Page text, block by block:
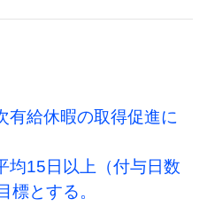
有給休暇の取得促進に
15日以上（付与日数
標とする。